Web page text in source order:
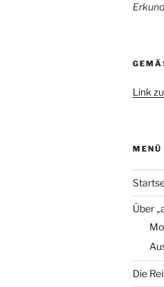
Link
MENÜ
Über
Die